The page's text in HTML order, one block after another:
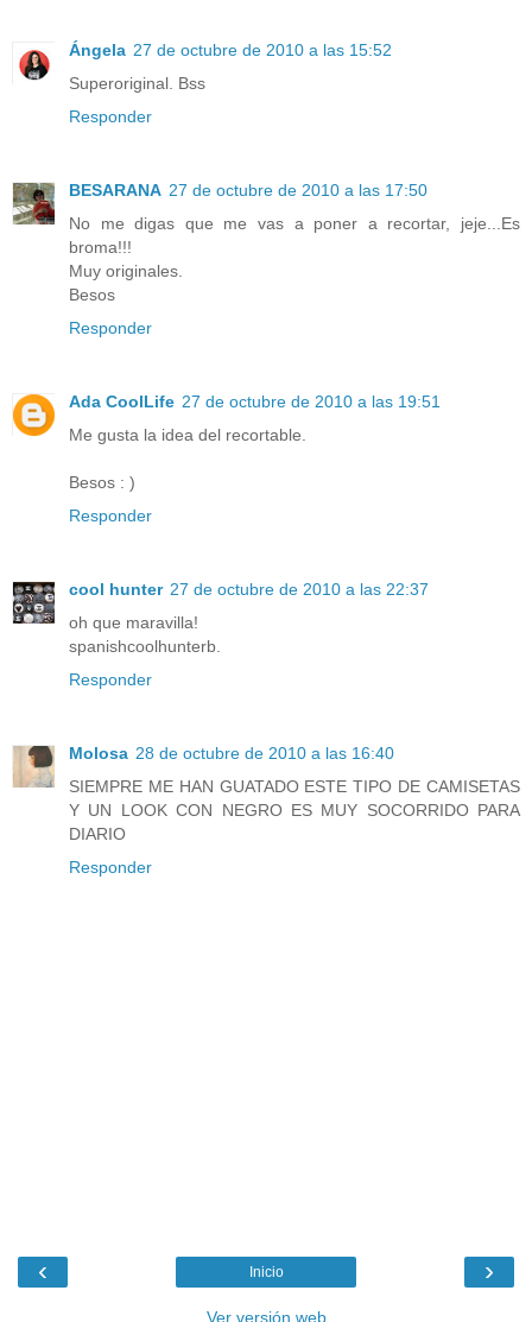
Ángela 27 de octubre de 2010 a las 15:52
Superoriginal. Bss
Responder
BESARANA 27 de octubre de 2010 a las 17:50
No me digas que me vas a poner a recortar, jeje...Es
broma!!!
Muy originales.
Besos
Responder
Ada CoolLife 27 de octubre de 2010 a las 19:51
Me gusta la idea del recortable.
Besos : )
Responder
cool hunter 27 de octubre de 2010 a las 22:37
oh que maravilla!
spanishcoolhunterb.
Responder
Molosa 28 de octubre de 2010 a las 16:40
SIEMPRE ME HAN GUATADO ESTE TIPO DE CAMISETAS
Y UN LOOK CON NEGRO ES MUY SOCORRIDO PARA
DIARIO
Responder
‹ ›
Inicio
Ver versión web